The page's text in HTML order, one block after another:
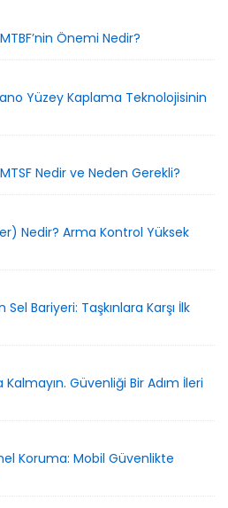
Önemi Nedir?
Yüzey Kaplama Teknolojisinin
Nedir ve Neden Gerekli?
Nedir? Arma Kontrol Yüksek
Sel Bariyeri: Taşkınlara Karşı İlk
Kalmayın. Güvenliği Bir Adım İleri
Koruma: Mobil Güvenlikte